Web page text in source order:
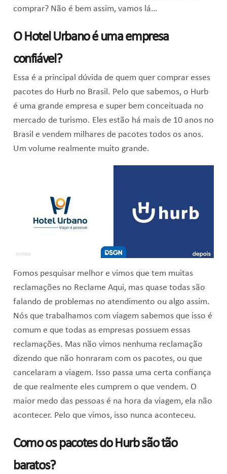
comprar? Não é bem assim, vamos lá…
O Hotel Urbano é uma empresa
confiável?
Essa é a principal dúvida de quem quer comprar esses
pacotes do Hurb no Brasil. Pelo que sabemos, o Hurb
é uma grande empresa e super bem conceituada no
mercado de turismo. Eles estão há mais de 10 anos no
Brasil e vendem milhares de pacotes todos os anos.
Um volume realmente muito grande.
Fomos pesquisar melhor e vimos que tem muitas
reclamações no Reclame Aqui, mas quase todas são
falando de problemas no atendimento ou algo assim.
Nós que trabalhamos com viagem sabemos que isso é
comum e que todas as empresas possuem essas
reclamações. Mas não vimos nenhuma reclamação
dizendo que não honraram com os pacotes, ou que
cancelaram a viagem. Isso passa uma certa confiança
de que realmente eles cumprem o que vendem. O
maior medo das pessoas é na hora da viagem, ela não
acontecer. Pelo que vimos, isso nunca aconteceu.
Como os pacotes do Hurb são tão
baratos?